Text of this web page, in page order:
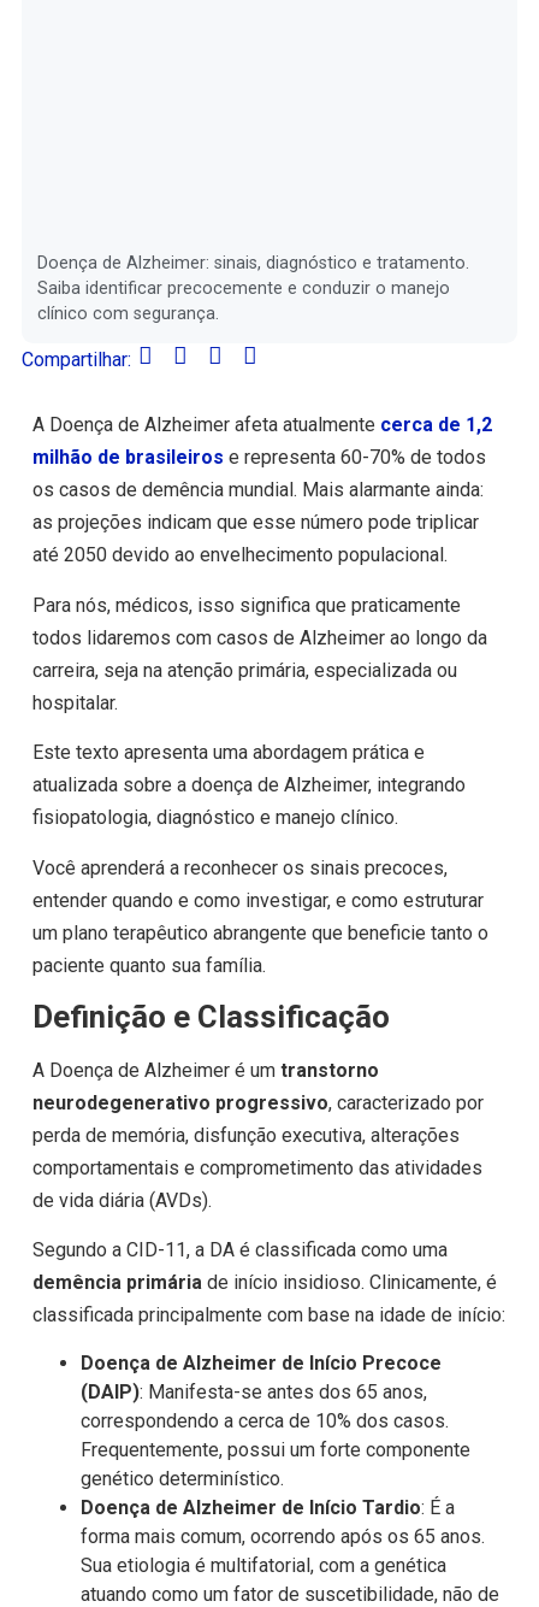
Doença de Alzheimer: sinais, diagnóstico e tratamento.
Saiba identificar precocemente e conduzir o manejo
clínico com segurança.
Compartilhar:
A Doença de Alzheimer afeta atualmente cerca de 1,2
milhão de brasileiros e representa 60-70% de todos
os casos de demência mundial. Mais alarmante ainda:
as projeções indicam que esse número pode triplicar
até 2050 devido ao envelhecimento populacional.
Para nós, médicos, isso significa que praticamente
todos lidaremos com casos de Alzheimer ao longo da
carreira, seja na atenção primária, especializada ou
hospitalar.
Este texto apresenta uma abordagem prática e
atualizada sobre a doença de Alzheimer, integrando
fisiopatologia, diagnóstico e manejo clínico.
Você aprenderá a reconhecer os sinais precoces,
entender quando e como investigar, e como estruturar
um plano terapêutico abrangente que beneficie tanto o
paciente quanto sua família.
Definição e Classificação
A Doença de Alzheimer é um transtorno
neurodegenerativo progressivo, caracterizado por
perda de memória, disfunção executiva, alterações
comportamentais e comprometimento das atividades
de vida diária (AVDs).
Segundo a CID-11, a DA é classificada como uma
demência primáriade início insidioso. Clinicamente, é
classificada principalmente com base na idade de início:
Doença de Alzheimer de Início Precoce
(DAIP): Manifesta-se antes dos 65 anos,
correspondendo a cerca de 10% dos casos.
Frequentemente, possui um forte componente
genético determinístico.
Doença de Alzheimer de Início Tardio: É a
forma mais comum, ocorrendo após os 65 anos.
Sua etiologia é multifatorial, com a genética
atuando como um fator de suscetibilidade, não de